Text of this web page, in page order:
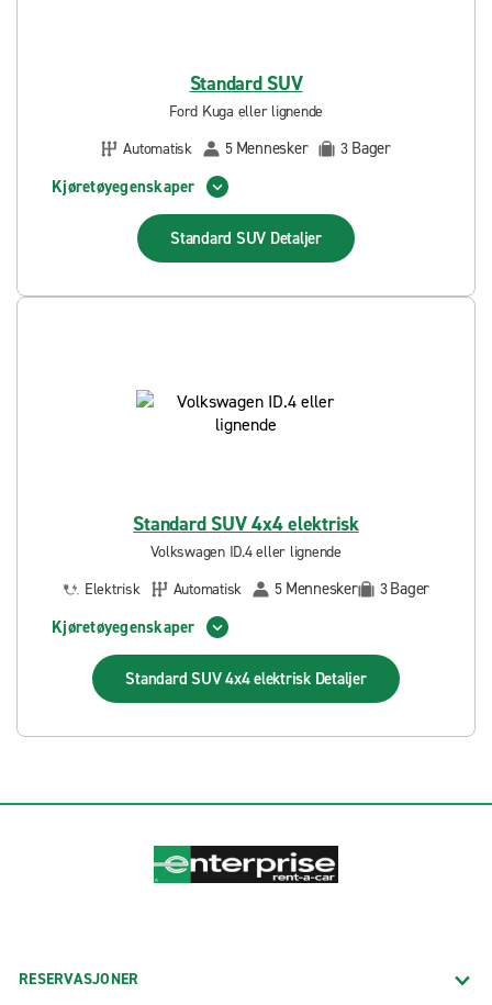
Standard SUV
Ford Kuga eller lignende
Automatisk
5 Mennesker 3 Bager
Kjøretøyegenskaper
Standard SUV Detaljer
Standard SUV 4x4 elektrisk
Volkswagen ID.4 eller lignende
Elektrisk
Automatisk 5 Mennesker 3Bager
Kjøretøyegenskaper
Standard SUV 4x4 elektrisk Detaljer
RESERVASJONER